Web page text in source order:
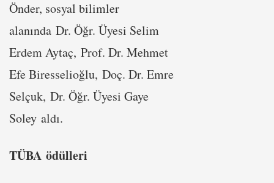
Önder, sosyal bilimler
alanında Dr. Öğr. Üyesi Selim
Erdem Aytaç, Prof. Dr. Mehmet
Efe Biresselioğlu, Doç. Dr. Emre
Selçuk, Dr. Öğr. Üyesi Gaye
Soley aldı.
TÜBA ödülleri